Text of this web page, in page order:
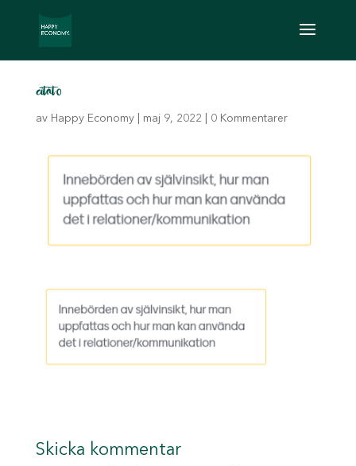
citat0
av Happy Economy| maj 9, 2022 0 Kommentarer
Skicka kommentar